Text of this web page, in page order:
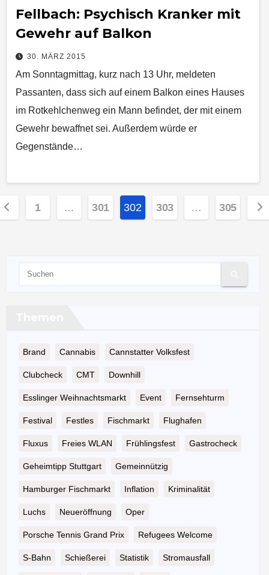
Fellbach: Psychisch Kranker mit
Gewehr auf Balkon
30. MÄRZ 2015
Am Sonntagmittag, kurz nach 13 Uhr, meldeten
Passanten, dass sich auf einem Balkon eines Hauses
im Rotkehlchenweg ein Mann befindet, der mit einem
Gewehr bewaffnet sei. Außerdem würde er
Gegenstände…
1 … 301 302 303 … 305
Brand Cannabis Cannstatter Volksfest
Clubcheck CMT Downhill
Esslinger Weihnachtsmarkt Event Fernsehturm
Festival Festles Fischmarkt Flughafen
Fluxus Freies WLAN Frühlingsfest Gastrocheck
Geheimtipp Stuttgart Gemeinnützig
Hamburger Fischmarkt Inflation Kriminalität
Luchs Neueröffnung Oper
Porsche Tennis Grand Prix Refugees Welcome
S-Bahn Schießerei Statistik Stromausfall